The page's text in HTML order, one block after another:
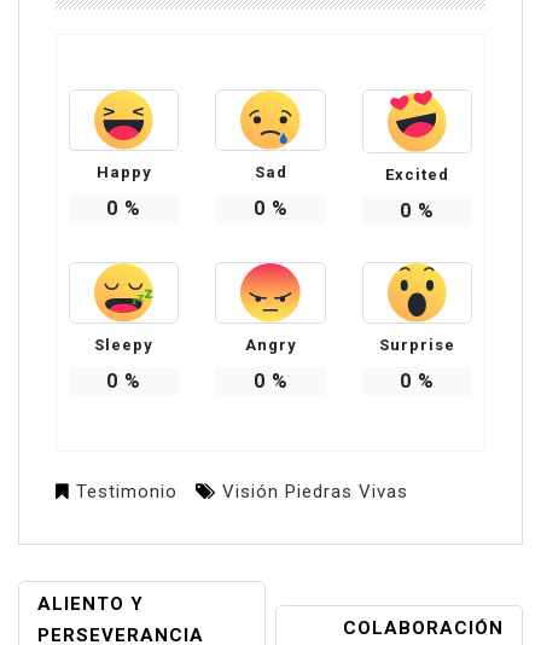
Happy
0 %
Sad
0 %
Excited
0 %
Sleepy
0 %
Angry
0 %
Surprise
0 %
Testimonio Visión Piedras Vivas
NAVEGACIÓN
DE
ALIENTO Y
PERSEVERANCIA
COLABORACIÓN